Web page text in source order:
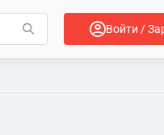
Войти /